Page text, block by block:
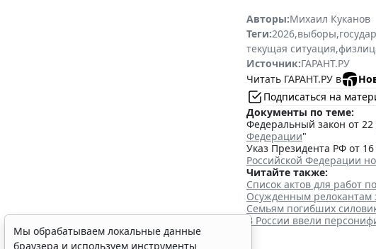
Авторы:Михаил Куканов
Теги:2026,выборы,
текущая ситуация,
Источник:ГАРАНТ.РУ
Читать ГАРАНТ.РУ в
Подписаться на
Документы по теме:
Федеральный закон от
Федерации"
Указ Президента РФ от
Российской Федерации
Читайте также:
Список актов для работ
Осужденным релокантам
Семьям погибших
В России ввели
Мы обрабатываем локальные данные
браузера и используем инструменты